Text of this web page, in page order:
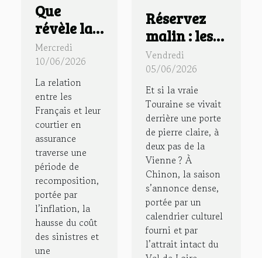
Que
révèle la
confiance
des
Français
envers
leur
courtier
en
assurance
?
Mercredi
10/06/2026
La relation
entre les
Français et leur
courtier en
assurance
traverse une
période de
recomposition,
portée par
l’inflation, la
hausse du coût
des sinistres et
une
Réservez
malin : les
secrets d’un
séjour
authentique
en gîte à
Chinon
Vendredi
05/06/2026
Et si la vraie
Touraine se vivait
derrière une porte
de pierre claire, à
deux pas de la
Vienne ? À
Chinon, la saison
s’annonce dense,
portée par un
calendrier culturel
fourni et par
l’attrait intact du